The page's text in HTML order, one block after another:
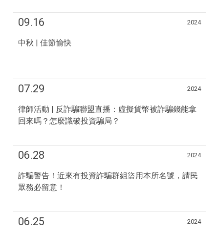
09.16 2024
中秋 | 佳節愉快
07.29 2024
律師活動 | 反詐騙聯盟直播：虛擬貨幣被詐騙錢能拿
回來嗎？怎麼識破投資騙局？
06.28 2024
詐騙警告！近來有投資詐騙群組盜用本所名號，請民
眾務必留意！
06.25 2024